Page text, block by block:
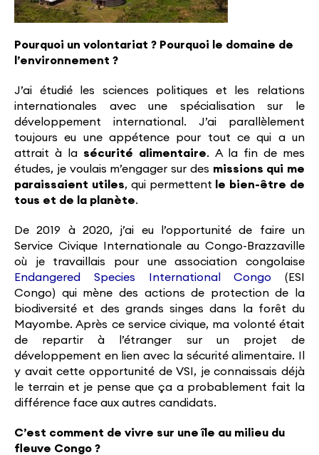
Pourquoi un volontariat ? Pourquoi le domaine de
l’environnement ?
J’ai étudié les sciences politiques et les relations
internationales avec une spécialisation sur le
développement international. J’ai parallèlement
toujours eu une appétence pour tout ce qui a un
attrait à la sécurité alimentaire. A la fin de mes
études, je voulais m’engager sur des missions qui me
paraissaient utiles, qui permettent
le bien-être de
tous et de la planète.
De 2019 à 2020, j’ai eu l’opportunité de faire un
Service Civique Internationale au Congo-Brazzaville
où je travaillais pour une association congolaise
Endangered Species International Congo (ESI
Congo) qui mène des actions de protection de la
biodiversité et des grands singes dans la forêt du
Mayombe. Après ce service civique, ma volonté était
de repartir à l’étranger sur un projet de
développement en lien avec la sécurité alimentaire. Il
y avait cette opportunité de VSI, je connaissais déjà
le terrain et je pense que ça a probablement fait la
différence face aux autres candidats.
C’est comment de vivre sur une île au milieu du
fleuve Congo ?